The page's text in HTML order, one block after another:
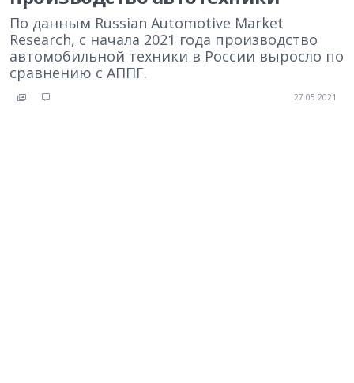
По данным Russian Automotive Market
Research, с начала 2021 года производство
автомобильной техники в России выросло по
сравнению с АППГ.
27.05.2021